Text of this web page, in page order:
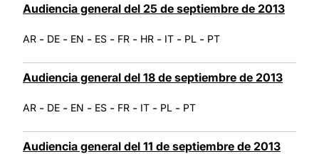
Audiencia general del 25 de septiembre de 2013
AR - DE - EN - ES - FR - HR - IT - PL - PT
Audiencia general del 18 de septiembre de 2013
AR - DE - EN - ES - FR - IT - PL - PT
Audiencia general del 11 de septiembre de 2013